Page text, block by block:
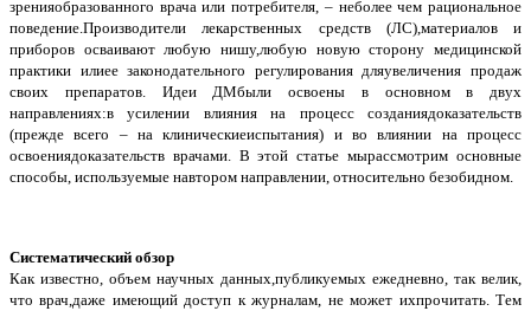
зренияобразованного врача или потребителя, – неболее чем рациональное
поведение.Производители лекарственных средств (ЛС),материалов и
приборов осваивают любую нишу,любую новую сторону медицинской
практики илиее законодательного регулирования дляувеличения продаж
своих препаратов. Идеи ДМбыли освоены в основном в двух
направлениях:в усилении влияния на процесс созданиядоказательств
(прежде всего – на клиническиеиспытания) и во влиянии на процесс
освоениядоказательств врачами. В этой статье мырассмотрим основные
способы, используемые навтором направлении, относительно безобидном.
Систематический обзор
Как известно, объем научных данных,публикуемых ежедневно, так велик,
что врач,даже имеющий доступ к журналам, не может ихпрочитать. Тем